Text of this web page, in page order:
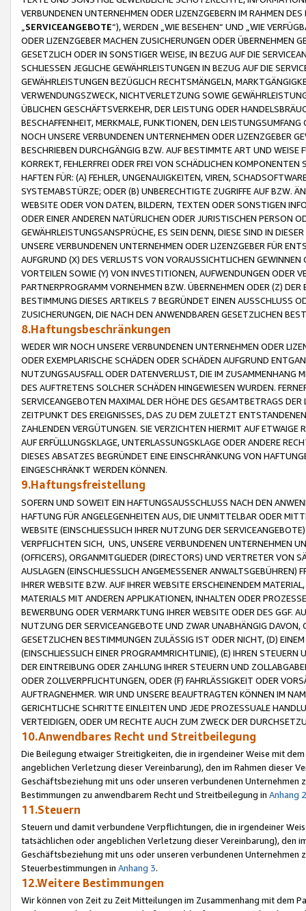
VERBUNDENEN UNTERNEHMEN ODER LIZENZGEBERN IM RAHMEN
SERVICEANGEBOTE“), WERDEN „WIE BESEHEN“ UND „WIE
ODER LIZENZGEBER MACHEN ZUSICHERUNGEN ODER ÜBERNEHMEN
GESETZLICH ODER IN SONSTIGER WEISE, IN BEZUG AUF DIE
SCHLIESSEN JEGLICHE GEWÄHRLEISTUNGEN IN BEZUG AUF DIE
GEWÄHRLEISTUNGEN BEZÜGLICH RECHTSMÄNGELN,
VERWENDUNGSZWECK, NICHTVERLETZUNG SOWIE
ÜBLICHEN GESCHÄFTSVERKEHR, DER LEISTUNG ODER
BESCHAFFENHEIT, MERKMALE, FUNKTIONEN, DEN
NOCH UNSERE VERBUNDENEN UNTERNEHMEN ODER LIZENZGEBER
BESCHRIEBEN DURCHGÄNGIG BZW. AUF BESTIMMTE ART UND
KORREKT, FEHLERFREI ODER FREI VON SCHÄDLICHEN
HAFTEN FÜR: (A) FEHLER, UNGENAUIGKEITEN, VIREN,
SYSTEMABSTÜRZE; ODER (B) UNBERECHTIGTE ZUGRIFFE AUF BZW.
WEBSITE ODER VON DATEN, BILDERN, TEXTEN ODER SONSTIGEN
ODER EINER ANDEREN NATÜRLICHEN ODER JURISTISCHEN PERSON
GEWÄHRLEISTUNGSANSPRÜCHE, ES SEIN DENN, DIESE SIND IN
UNSERE VERBUNDENEN UNTERNEHMEN ODER LIZENZGEBER FÜR
AUFGRUND (X) DES VERLUSTS VON VORAUSSICHTLICHEN
VORTEILEN SOWIE (Y) VON INVESTITIONEN, AUFWENDUNGEN ODER
PARTNERPROGRAMM VORNEHMEN BZW. ÜBERNEHMEN ODER (Z)
BESTIMMUNG DIESES ARTIKELS 7 BEGRÜNDET EINEN AUSSCHLUSS
ZUSICHERUNGEN, DIE NACH DEN ANWENDBAREN GESETZLICHEN
8.Haftungsbeschränkungen
WEDER WIR NOCH UNSERE VERBUNDENEN UNTERNEHMEN ODER
ODER EXEMPLARISCHE SCHÄDEN ODER SCHÄDEN AUFGRUND
NUTZUNGSAUSFALL ODER DATENVERLUST, DIE IM ZUSAMMENHANG
DES AUFTRETENS SOLCHER SCHÄDEN HINGEWIESEN WURDEN.
SERVICEANGEBOTEN MAXIMAL DER HÖHE DES GESAMTBETRAGS
ZEITPUNKT DES EREIGNISSES, DAS ZU DEM ZULETZT
ZAHLENDEN VERGÜTUNGEN. SIE VERZICHTEN HIERMIT AUF
AUF ERFÜLLUNGSKLAGE, UNTERLASSUNGSKLAGE ODER ANDERE
DIESES ABSATZES BEGRÜNDET EINE EINSCHRÄNKUNG VON
EINGESCHRÄNKT WERDEN KÖNNEN.
9.Haftungsfreistellung
SOFERN UND SOWEIT EIN HAFTUNGSAUSSCHLUSS NACH DEN
HAFTUNG FÜR ANGELEGENHEITEN AUS, DIE UNMITTELBAR ODER
WEBSITE (EINSCHLIESSLICH IHRER NUTZUNG DER
VERPFLICHTEN SICH, UNS, UNSERE VERBUNDENEN UNTERNEHMEN
(OFFICERS), ORGANMITGLIEDER (DIRECTORS) UND VERTRETER VON
AUSLAGEN (EINSCHLIESSLICH ANGEMESSENER
IHRER WEBSITE BZW. AUF IHRER WEBSITE ERSCHEINENDEM
MATERIALS MIT ANDEREN APPLIKATIONEN, INHALTEN ODER
BEWERBUNG ODER VERMARKTUNG IHRER WEBSITE ODER DES GGF.
NUTZUNG DER SERVICEANGEBOTE UND ZWAR UNABHÄNGIG
GESETZLICHEN BESTIMMUNGEN ZULÄSSIG IST ODER NICHT, (D)
(EINSCHLIESSLICH EINER PROGRAMMRICHTLINIE), (E) IHREN
DER EINTREIBUNG ODER ZAHLUNG IHRER STEUERN UND
ODER ZOLLVERPFLICHTUNGEN, ODER (F) FAHRLÄSSIGKEIT ODER
AUFTRAGNEHMER. WIR UND UNSERE BEAUFTRAGTEN KÖNNEN IM
GERICHTLICHE SCHRITTE EINLEITEN UND JEDE PROZESSUALE
VERTEIDIGEN, ODER UM RECHTE AUCH ZUM ZWECK DER
10.Anwendbares Recht und Streitbeilegung
Die Beilegung etwaiger Streitigkeiten, die in irgendeiner Weise mit
angeblichen Verletzung dieser Vereinbarung), den im Rahmen dieser
Geschäftsbeziehung mit uns oder unseren verbundenen
Bestimmungen zu anwendbarem Recht und Streitbeilegung in Anhang 2
11.Steuern
Steuern und damit verbundene Verpflichtungen, die in irgendeiner
tatsächlichen oder angeblichen Verletzung dieser Vereinbarung), den
Geschäftsbeziehung mit uns oder unseren verbundenen
Steuerbestimmungen in Anhang 3.
12.Weitere Bestimmungen
Wir können von Zeit zu Zeit Mitteilungen im Zusammenhang mit dem